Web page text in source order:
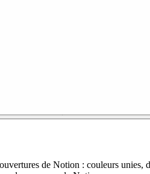
de Notion : couleurs